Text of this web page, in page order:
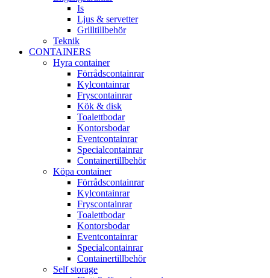
Is
Ljus & servetter
Grilltillbehör
Teknik
CONTAINERS
Hyra container
Förrådscontainrar
Kylcontainrar
Fryscontainrar
Kök & disk
Toalettbodar
Kontorsbodar
Eventcontainrar
Specialcontainrar
Containertillbehör
Köpa container
Förrådscontainrar
Kylcontainrar
Fryscontainrar
Toalettbodar
Kontorsbodar
Eventcontainrar
Specialcontainrar
Containertillbehör
Self storage